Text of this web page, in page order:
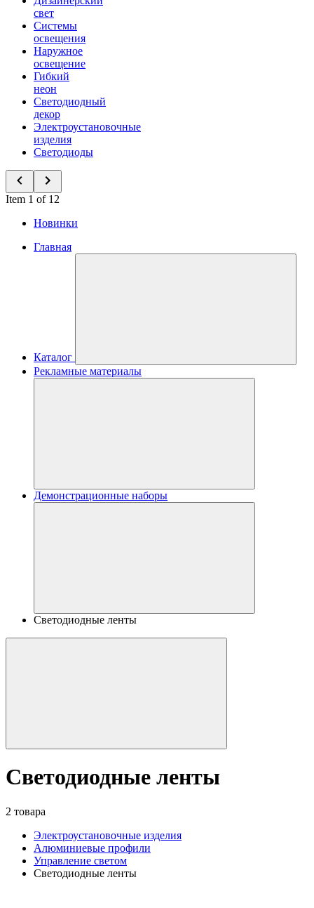
свет
Системы
освещения
Наружное
освещение
Гибкий
неон
Светодиодный
декор
Электроустановочные
изделия
Светодиоды
Item 1 of 12
Новинки
Главная
Каталог
Рекламные материалы
Демонстрационные наборы
Светодиодные ленты
Светодиодные ленты
2 товара
Электроустановочные изделия
Алюминиевые профили
Управление светом
Светодиодные ленты